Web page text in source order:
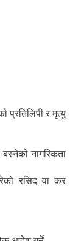
प्रतिलिपी र मृत्यु
बस्नेको नागरिकता
रसिद वा कर